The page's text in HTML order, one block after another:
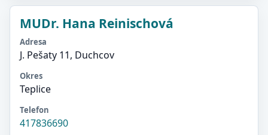
MUDr. Hana Reinischová
Adresa
J. Pešaty 11, Duchcov
Okres
Teplice
Telefon
417836690